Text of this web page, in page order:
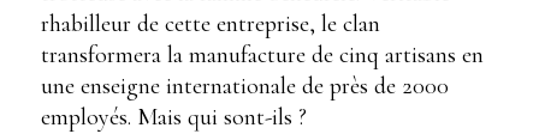
rhabilleur de cette entreprise, le clan
transformera la manufacture de cinq artisans en
une enseigne internationale de près de 2000
employés. Mais qui sont-ils ?